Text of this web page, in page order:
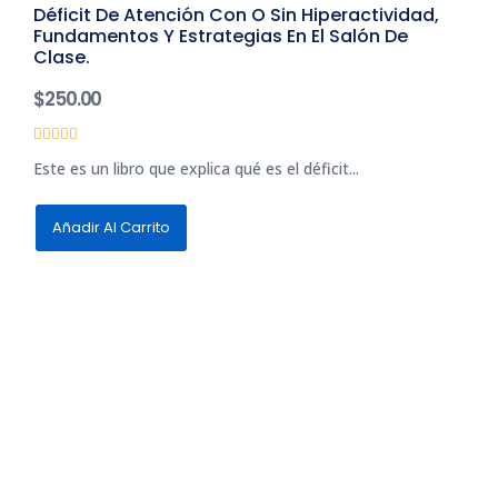
Déficit De Atención Con O Sin Hiperactividad,
Fundamentos Y Estrategias En El Salón De
Clase.
$250.00
con
Este es un libro que explica qué es el déficit...
Añadir Al Carrito